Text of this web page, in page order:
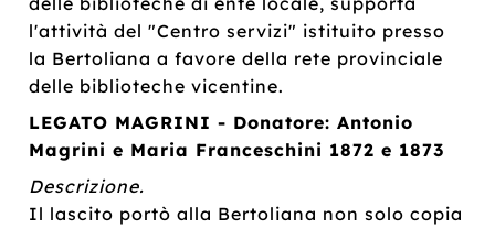
l'attività del "Centro servizi" istituito presso
la Bertoliana a favore della rete provinciale
delle biblioteche vicentine.
LEGATO MAGRINI - Donatore: Antonio
Magrini e Maria Franceschini 1872 e 1873
Descrizione.
Il lascito portò alla Bertoliana non solo copia